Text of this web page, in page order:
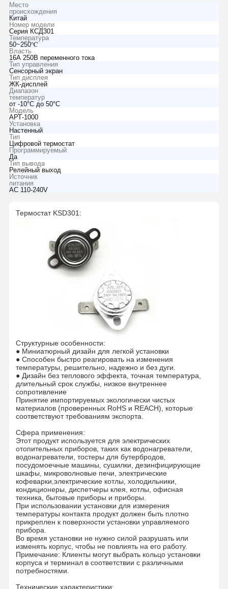
Место
происхождения
Китай
Номер модели
Серия КСД301
Температура
50~250℃
Власть
16А 250В переменного тока
Тип управления
Сенсорный экран
Тип дисплея
ЖК-дисплей
Диапазон
температур
от -10°С до 50°С
Модель
АРТ-1000
Установка
Настенный
Тип
Цифровой термостат
Программируемый
Да
Тип вывода
Релейный выход
Источник
питания
AC 110-240V
Термостат KSD301:
Структурные особенности:
● Миниатюрный дизайн для легкой установки
● Способен быстро реагировать на изменения
температуры, решительно, надежно и без дуги.
● Дизайн без теплового эффекта, точная температура,
длительный срок службы, низкое внутреннее
сопротивление
Принятие импортируемых экологически чистых
материалов (проверенных RoHS и REACH), которые
соответствуют требованиям экспорта.
Сфера применения:
Этот продукт используется для электрических
отопительных приборов, таких как водонагреватели,
водонагреватели, тостеры для бутербродов,
посудомоечные машины, сушилки, дезинфицирующие
шкафы, микроволновые печи, электрические
кофеварки,электрические котлы, холодильники,
кондиционеры, диспетчеры клея, котлы, офисная
техника, бытовые приборы и приборы.
При использовании установки для измерения
температуры контакта продукт должен быть плотно
прикреплен к поверхности установки управляемого
прибора.
Во время установки не нужно силой разрушать или
изменять корпус, чтобы не повлиять на его работу.
Примечание: Клиенты могут выбрать кольцо установки
корпуса и терминал в соответствии с различными
потребностями.
Технические характеристики: